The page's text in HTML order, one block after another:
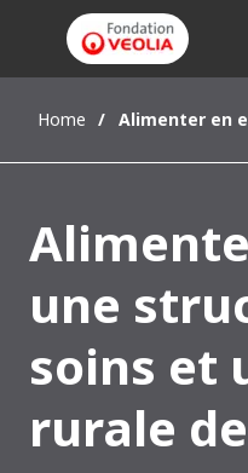
Home
une
soins et
rurale